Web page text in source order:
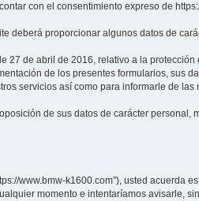
con el consentimiento expreso de
deberá proporcionar algunos datos de
de abril de 2016, relativo a la
de los presentes formularios, sus
servicios así como para informarle de las
de sus datos de carácter personal,
www.bmw-k1600.com”), usted
momento e intentaríamos avisarle,